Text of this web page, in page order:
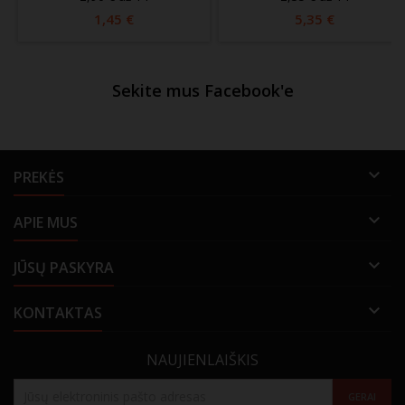
1,45 € 5,35 €
Sekite mus Facebook'e
PREKĖS 
APIE MUS 
JŪSŲ PASKYRA 
KONTAKTAS 
NAUJIENLAIŠKIS